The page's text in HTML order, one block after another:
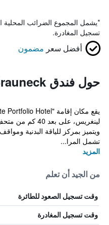
*يشمل المجموع الضرائب المحلية
تسجيل المغادرة.
أفضل سعر مضمون
حول فندق Arabella Brauneck
ويتميز بمركز للياقة البدنية
تشمل المرا...
المزيد
من الجيد أن تعلم
وقت تسجيل الصعود للطائرة
وقت تسجيل المغادرة